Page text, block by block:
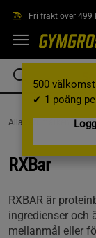
Fri frakt över 499
500
✔ 1 poäng
AllaVarumärken /
RXBar
RXBAR är
ingredienser och
mellanmål eller